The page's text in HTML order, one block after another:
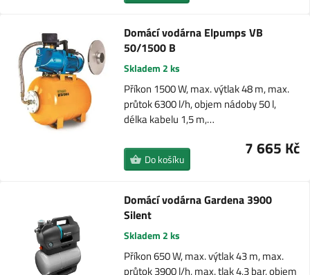
Domácí vodárna Elpumps VB
50/1500 B
Skladem 2 ks
Příkon 1500 W, max. výtlak 48 m, max.
průtok 6300 l/h, objem nádoby 50 l,
délka kabelu 1,5 m,…
7 665 Kč
Do košíku
Domácí vodárna Gardena 3900
Silent
Skladem 2 ks
Příkon 650 W, max. výtlak 43 m, max.
průtok 3900 l/h, max. tlak 4,3 bar, objem